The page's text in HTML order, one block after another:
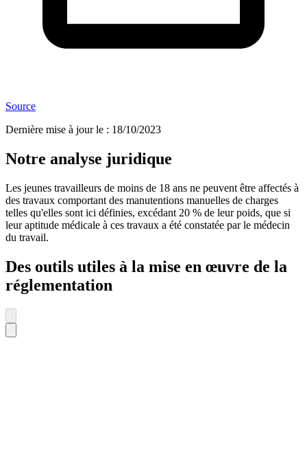
Source
Dernière mise à jour le : 18/10/2023
Notre analyse juridique
Les jeunes travailleurs de moins de 18 ans ne peuvent être affectés à
des travaux comportant des manutentions manuelles de charges
telles qu'elles sont ici définies, excédant 20 % de leur poids, que si
leur aptitude médicale à ces travaux a été constatée par le médecin
du travail.
Des outils utiles à la mise en œuvre de la
réglementation